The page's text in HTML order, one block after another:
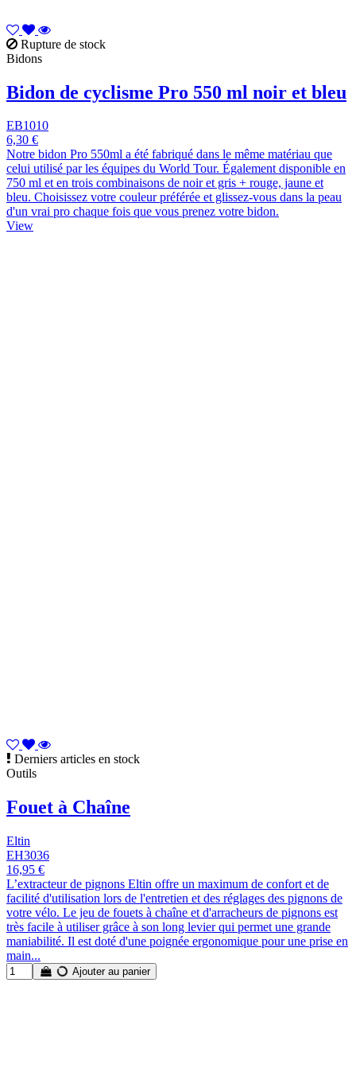
Rupture de stock
Bidons
Bidon de cyclisme Pro 550 ml noir et bleu
EB1010
6,30 €
Notre bidon Pro 550ml a été fabriqué dans le même matériau que
celui utilisé par les équipes du World Tour. Également disponible en
750 ml et en trois combinaisons de noir et gris + rouge, jaune et
bleu. Choisissez votre couleur préférée et glissez-vous dans la peau
d'un vrai pro chaque fois que vous prenez votre bidon.
View
Derniers articles en stock
Outils
Fouet à Chaîne
Eltin
EH3036
16,95 €
L’extracteur de pignons Eltin offre un maximum de confort et de
facilité d'utilisation lors de l'entretien et des réglages des pignons de
votre vélo. Le jeu de fouets à chaîne et d'arracheurs de pignons est
très facile à utiliser grâce à son long levier qui permet une grande
maniabilité. Il est doté d'une poignée ergonomique pour une prise en
main...
Ajouter au panier